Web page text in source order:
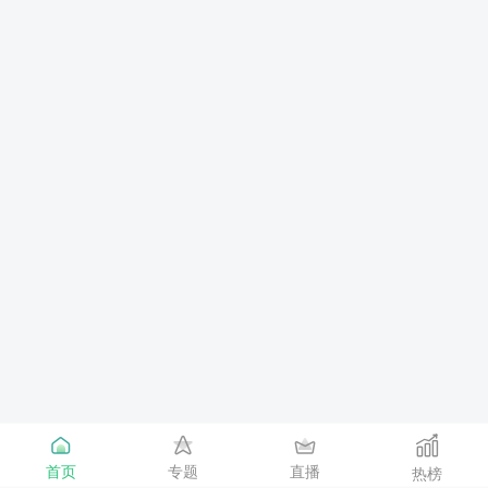
首页 专题 直播 热榜